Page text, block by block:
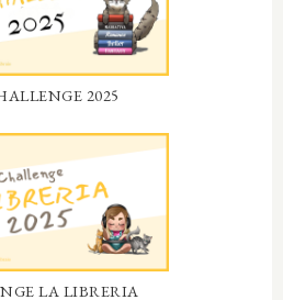
2025
LA LIBRERIA